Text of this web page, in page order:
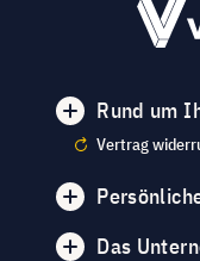
Rund um
Vertrag
Das